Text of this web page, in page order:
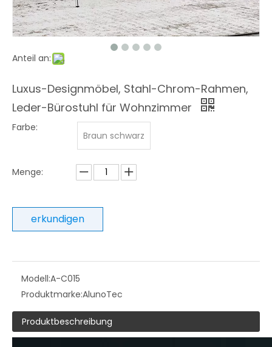
Anteil an:
Luxus-Designmöbel, Stahl-Chrom-Rahmen,
Leder-Bürostuhl für Wohnzimmer
Farbe:
Braun schwarz
Menge:
erkundigen
Modell:A-C015
Produktmarke:AlunoTec
Produktbeschreibung